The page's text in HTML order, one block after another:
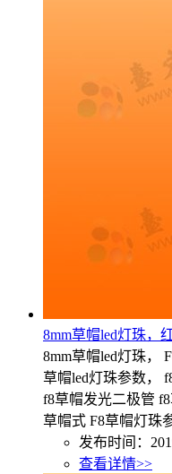
8mm草帽led灯珠，
8mm草帽led灯珠，
草帽led灯珠参数，
f8草帽发光二极管
草帽式 F8草帽灯珠
发布时间：
查看详情>>